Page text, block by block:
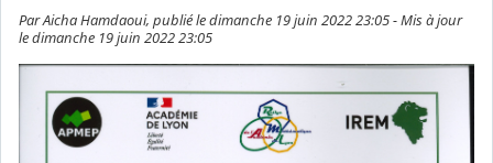
Par Aicha Hamdaoui, publié le dimanche 19 juin 2022 23:05 - Mis à jour
le dimanche 19 juin 2022 23:05